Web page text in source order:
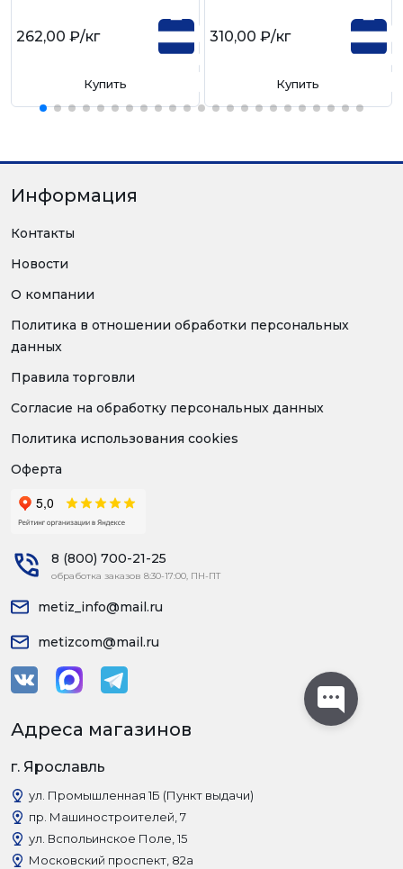
262,00 ₽/кг
Купить
310,00 ₽/кг
Купить
Информация
Контакты
Новости
О компании
Политика в отношении обработки персональных
данных
Правила торговли
Согласие на обработку персональных данных
Политика использования cookies
Оферта
8 (800) 700-21-25
обработка заказов 8:30-17:00, ПН-ПТ
metiz_info@mail.ru
metizcom@mail.ru
Адреса магазинов
г. Ярославль
ул. Промышленная 1Б (Пункт выдачи)
пр. Машиностроителей, 7
ул. Вспольинское Поле, 15
Московский проспект, 82а